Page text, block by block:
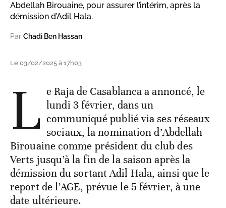
Abdellah Birouaine, pour assurer l’intérim, après la
démission d’Adil Hala.
Par Chadi Ben Hassan
Le 03/02/2025 à 17h03
L e Raja de Casablanca a annoncé, le
lundi 3 février, dans un
communiqué publié via ses réseaux
sociaux, la nomination d’Abdellah
Birouaine comme président du club des
Verts jusqu’à la fin de la saison après la
démission du sortant Adil Hala, ainsi que le
report de l’AGE, prévue le 5 février, à une
date ultérieure.